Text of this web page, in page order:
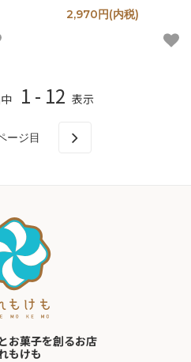
2,970円(内税)
1 - 12 表示
ージ目
お菓子を創るお店
もけも